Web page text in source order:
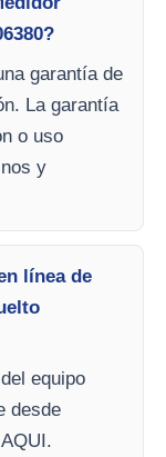
garantía de
La garantía
o uso
y
línea de
equipo
desde